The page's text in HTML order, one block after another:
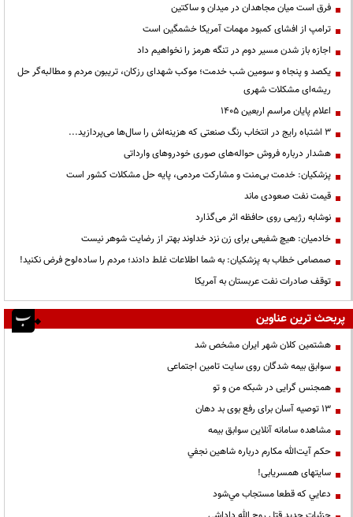
فرق است میان مجاهدان در میدان و ساکتین
ترامپ از افشای کمبود مهمات آمریکا خشمگین است
اجازه باز شدن مسیر دوم در تنگه هرمز را نخواهیم داد
یکصد و پنجاه و سومین شب خدمت؛ موکب شهدای رزکان، تریبون مردم و مطالبه‌گر حل
ریشه‌ای مشکلات شهری
اعلام پایان مراسم اربعین ۱۴۰۵
3 اشتباه رایج در انتخاب رنگ صنعتی که هزینه‌اش را سال‌ها می‌پردازید...
هشدار درباره فروش حواله‌های صوری خودروهای وارداتی
پزشکیان: خدمت بی‌منت و مشارکت مردمی، پایه حل مشکلات کشور است
قیمت نفت صعودی ماند
نوشابه رژیمی روی حافظه اثر می‌گذارد
خادمیان: هیچ شفیعی برای زن نزد خداوند بهتر از رضایت شوهر نیست
صمصامی خطاب به پزشکیان: به شما اطلاعات غلط دادند؛ مردم را ساده‌لوح فرض نکنید!
توقف صادرات نفت عربستان به آمریکا
پربحث ترین عناوین
هشتمین کلان شهر ایران مشخص شد
سوابق بیمه شدگان روی سایت تامین اجتماعی
همجنس گرایی در شبکه من و تو
13 توصیه آسان برای رفع بوی بد دهان
مشاهده سامانه آنلاين سوابق بیمه
حكم آيت‌الله مكارم درباره شاهين نجفي
سایتهای همسریابی!
دعايي كه قطعا مستجاب مي‌شود